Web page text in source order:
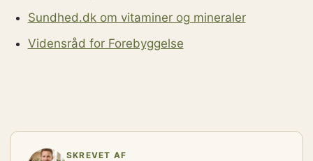
Sundhed.dk om vitaminer og mineraler
Vidensråd for Forebyggelse
SKREVET AF